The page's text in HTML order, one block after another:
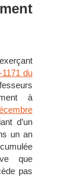
du
à
d’un
un an
que
pas